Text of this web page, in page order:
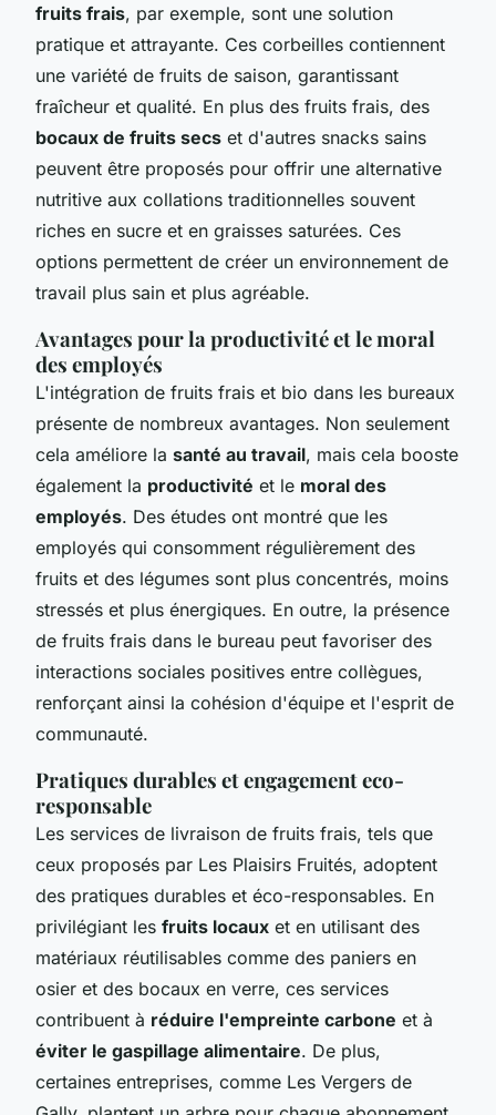
fruits frais, par exemple, sont une solution
pratique et attrayante. Ces corbeilles contiennent
une variété de fruits de saison, garantissant
fraîcheur et qualité. En plus des fruits frais, des
bocaux de fruits secs et d'autres snacks sains
peuvent être proposés pour offrir une alternative
nutritive aux collations traditionnelles souvent
riches en sucre et en graisses saturées. Ces
options permettent de créer un environnement de
travail plus sain et plus agréable.
Avantages pour la productivité et le moral
des employés
L'intégration de fruits frais et bio dans les bureaux
présente de nombreux avantages. Non seulement
cela améliore la santé au travail, mais cela booste
également la productivité et le moral des
employés. Des études ont montré que les
employés qui consomment régulièrement des
fruits et des légumes sont plus concentrés, moins
stressés et plus énergiques. En outre, la présence
de fruits frais dans le bureau peut favoriser des
interactions sociales positives entre collègues,
renforçant ainsi la cohésion d'équipe et l'esprit de
communauté.
Pratiques durables et engagement eco-
responsable
Les services de livraison de fruits frais, tels que
ceux proposés par Les Plaisirs Fruités, adoptent
des pratiques durables et éco-responsables. En
privilégiant les fruits locaux et en utilisant des
matériaux réutilisables comme des paniers en
osier et des bocaux en verre, ces services
contribuent à réduire l'empreinte carbone et à
éviter le gaspillage alimentaire. De plus,
certaines entreprises, comme Les Vergers de